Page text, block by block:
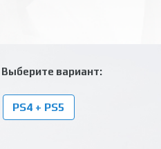
Выберите вариант:
PS4 + PS5